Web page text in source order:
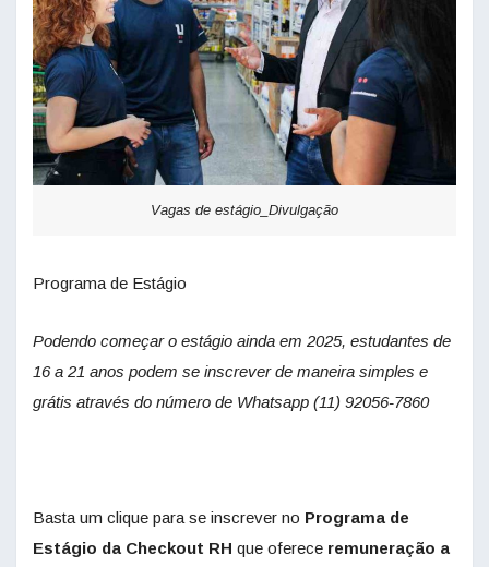
Vagas de estágio_Divulgação
Programa de Estágio
Podendo começar o estágio ainda em 2025, estudantes de
16 a 21 anos podem se inscrever de maneira simples e
grátis através do número de Whatsapp (11) 92056-7860
Basta um clique para se inscrever no Programa de
Estágio da Checkout RH que oferece remuneração a